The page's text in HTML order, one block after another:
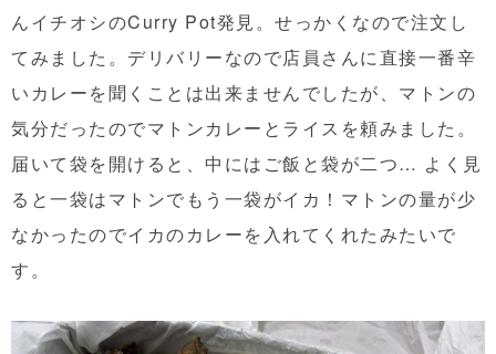
んイチオシのCurry Pot発見。せっかくなので注文し
てみました。デリバリーなので店員さんに直接一番辛
いカレーを聞くことは出来ませんでしたが、マトンの
気分だったのでマトンカレーとライスを頼みました。
届いて袋を開けると、中にはご飯と袋が二つ… よく見
ると一袋はマトンでもう一袋がイカ！マトンの量が少
なかったのでイカのカレーを入れてくれたみたいで
す。